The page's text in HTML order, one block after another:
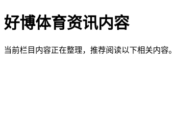
好博体育资讯内容
当前栏目内容正在整理，推荐阅读以下相关内容。